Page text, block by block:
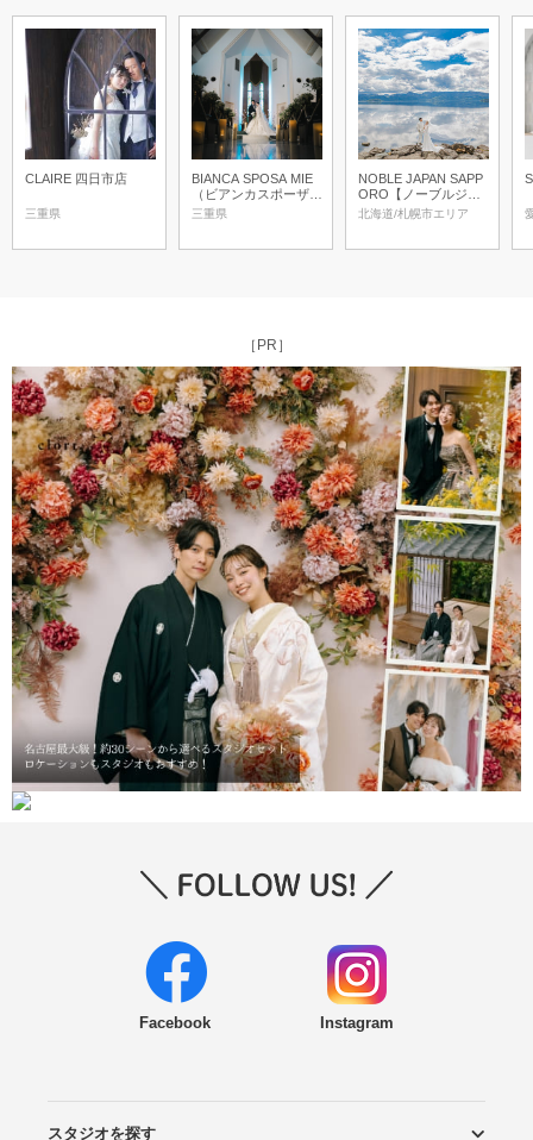
CLAIRE 四日市店
三重県
BIANCA SPOSA MIE
（ビアンカスポーザ三
重）
三重県
NOBLE JAPAN SAPP
ORO【ノーブルジャ
パン札幌】
北海道/札幌市エリア
［PR］
Facebook Instagram
スタジオを探す